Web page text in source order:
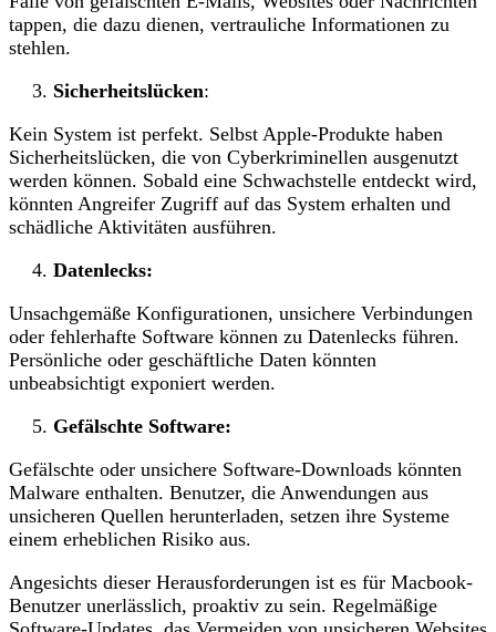
tappen, die dazu dienen, vertrauliche Informationen zu
stehlen.
Sicherheitslücken:
Kein System ist perfekt. Selbst Apple-Produkte haben
Sicherheitslücken, die von Cyberkriminellen ausgenutzt
werden können. Sobald eine Schwachstelle entdeckt wird,
könnten Angreifer Zugriff auf das System erhalten und
schädliche Aktivitäten ausführen.
Datenlecks:
Unsachgemäße Konfigurationen, unsichere Verbindungen
oder fehlerhafte Software können zu Datenlecks führen.
Persönliche oder geschäftliche Daten könnten
unbeabsichtigt exponiert werden.
Gefälschte Software:
Gefälschte oder unsichere Software-Downloads könnten
Malware enthalten. Benutzer, die Anwendungen aus
unsicheren Quellen herunterladen, setzen ihre Systeme
einem erheblichen Risiko aus.
Angesichts dieser Herausforderungen ist es für Macbook-
Benutzer unerlässlich, proaktiv zu sein. Regelmäßige